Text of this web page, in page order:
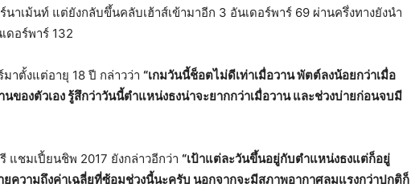
นาเม้นท์ แต่ยังกลับขึ้นคลับเฮ้าส์เข้ามาอีก 3 อันเดอร์พาร์ 69 ผ่านครึ่งทางยังนำ
ดอร์พาร์ 132
มาตั้งแต่อายุ 18 ปี กล่าวว่า “เกมวันนี้ช็อตไม่ดีเท่าเมื่อวาน พัตต์ลงน้อยกว่าเมื่อ
ของตัวเอง รู้สึกว่าวันนี้ตำแหน่งธงน่าจะยากกว่าเมื่อวาน และช่วงบ่ายก่อนจบมี
แชมเปี้ยนชิพ 2017 ยังกล่าวอีกว่า “เป้าแต่ละวันขึ้นอยู่กับตำแหน่งธงแต่ก็อยู่
ความถึงค่าเฉลี่ยที่ซ้อมช่วงนี้นะครับ นอกจากจะมีสภาพอากาศลมแรงกว่าปกติก็